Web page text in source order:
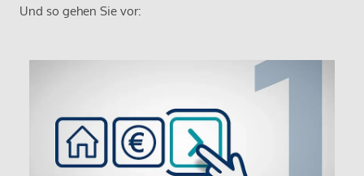
Und so gehen Sie vor: